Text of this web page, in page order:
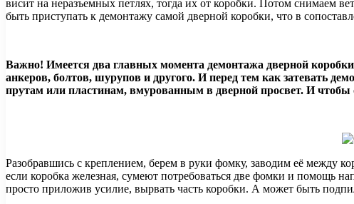
висит на неразъемных петлях, тогда их от коробки. Потом снимаем
быть приступать к демонтажу самой дверной коробки, что в
Важно! Имеется два главных момента демонтажа дверной
анкеров, болтов, шурупов и другого. И перед тем как затевать
прутам или пластинам, вмурованным в дверной просвет. И чтобы
Разобравшись с креплением, берем в руки фомку, заводим её между
если коробка железная, сумеют потребоваться две фомки и помощь
просто приложив усилие, вырвать часть коробки. А может быть